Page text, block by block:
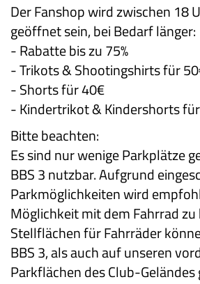
Der Fanshop wird zwischen 18
geöffnet sein, bei Bedarf länger:
- Rabatte bis zu 75%
- Trikots & Shootingshirts für
- Shorts für 40€
- Kindertrikot & Kindershorts
Bitte beachten:
Es sind nur wenige Parkplätze
BBS 3 nutzbar. Aufgrund
Parkmöglichkeiten wird
Möglichkeit mit dem Fahrrad
Stellflächen für Fahrräder
BBS 3, als auch auf unseren
Parkflächen des Club-